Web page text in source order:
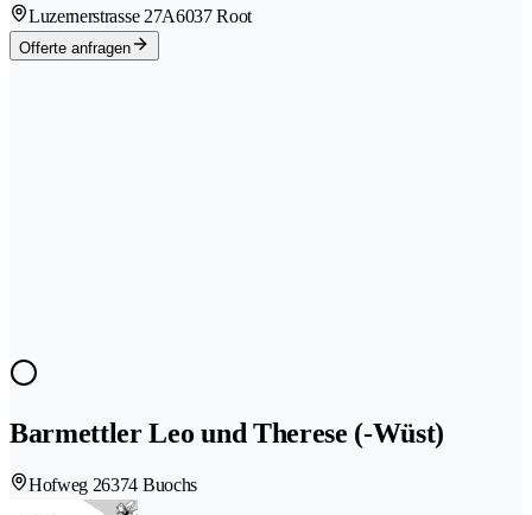
Luzernerstrasse 27A6037 Root
Offerte anfragen
Barmettler Leo und Therese (-Wüst)
Hofweg 26374 Buochs